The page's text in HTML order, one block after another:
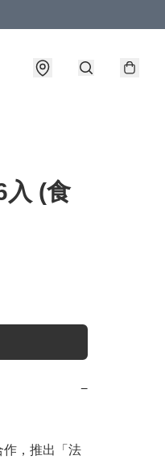
入 (食
−